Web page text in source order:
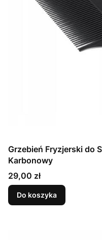
Grzebień Fryzjerski do
Karbonowy
Cena
29,00 zł
Do koszyka